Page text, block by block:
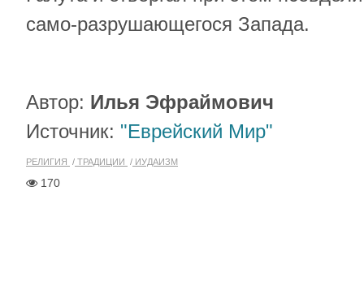
само-разрушающегося Запада.
Автор: Илья Эфраймович
Источник: "Еврейский Мир"
РЕЛИГИЯ ТРАДИЦИИ ИУДАИЗМ
170